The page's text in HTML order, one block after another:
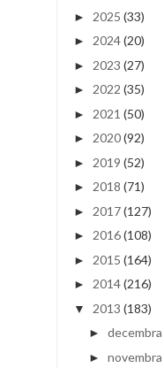
► 2025 (33)
► 2024(20)
► 2023 (27)
► 2022 (35)
► 2021 (50)
► 2020(92)
► 2019 (52)
► 2018 (71)
► 2017(127)
► 2016(108)
► 2015 (164)
► 2014(216)
▼ 2013 (183)
► decembra
► novembra